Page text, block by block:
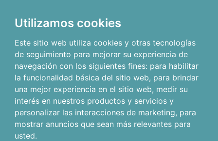
Utilizamos cookies
Este sitio web utiliza cookies y otras tecnologías
de seguimiento para mejorar su experiencia de
navegación con los siguientes fines: para habilitar
la funcionalidad básica del sitio web, para brindar
una mejor experiencia en el sitio web, medir su
interés en nuestros productos y servicios y
personalizar las interacciones de marketing, para
mostrar anuncios que sean más relevantes para
usted.